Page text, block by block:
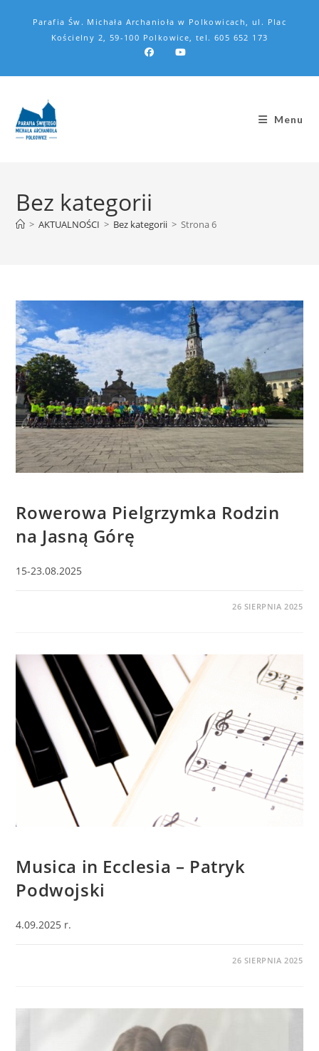
Parafia Św. Michała Archanioła w Polkowicach, ul. Plac
Kościelny 2, 59-100 Polkowice, tel. 605 652 173
Menu
Bez kategorii
> AKTUALNOŚCI > Bez kategorii > Strona 6
Rowerowa Pielgrzymka Rodzin
na Jasną Górę
15-23.08.2025
26 SIERPNIA 2025
Musica in Ecclesia – Patryk
Podwojski
4.09.2025 r.
26 SIERPNIA 2025